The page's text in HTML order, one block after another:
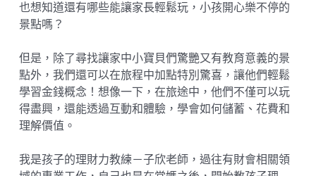
也想知道還有哪些能讓家長輕鬆玩，小孩開心樂不停的
景點嗎？
但是，除了尋找讓家中小寶貝們驚艷又有教育意義的景
點外，我們還可以在旅程中加點特別驚喜，讓他們輕鬆
學習金錢概念！想像一下，在旅途中，他們不僅可以玩
得盡興，還能透過互動和體驗，學會如何儲蓄、花費和
理解價值。
我是孩子的理財力教練－子欣老師，過往有財會相關領